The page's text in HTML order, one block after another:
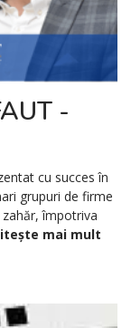
-
cu succes în
grupuri de firme
împotriva
mai mult